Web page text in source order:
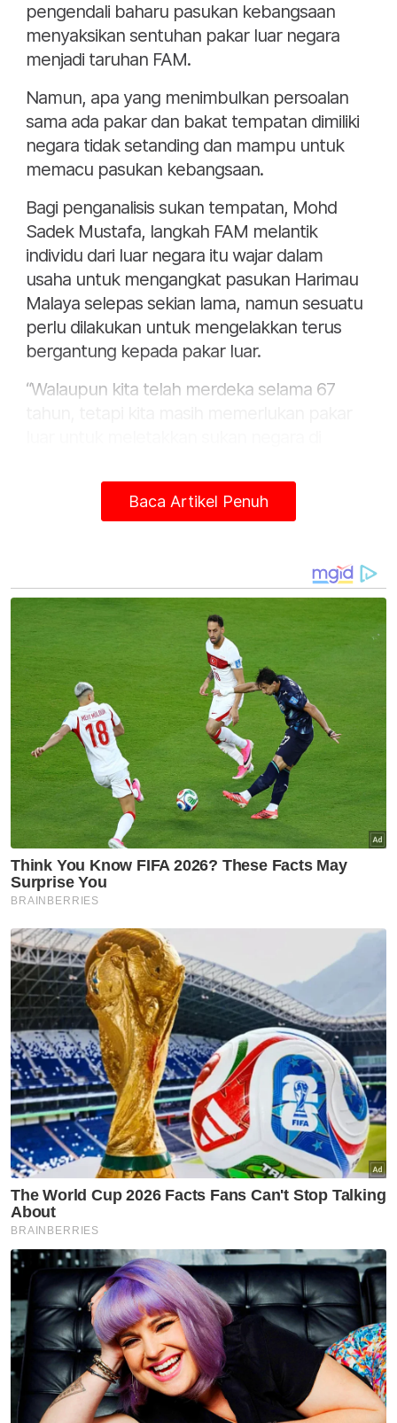
pengendali baharu pasukan kebangsaan
menyaksikan sentuhan pakar luar negara
menjadi taruhan FAM.
Namun, apa yang menimbulkan persoalan
sama ada pakar dan bakat tempatan dimiliki
negara tidak setanding dan mampu untuk
memacu pasukan kebangsaan.
Bagi penganalisis sukan tempatan, Mohd
Sadek Mustafa, langkah FAM melantik
individu dari luar negara itu wajar dalam
usaha untuk mengangkat pasukan Harimau
Malaya selepas sekian lama, namun sesuatu
perlu dilakukan untuk mengelakkan terus
bergantung kepada pakar luar.
“Walaupun kita telah merdeka selama 67
"Itu yang perlu kita lihat semula sama ada kita
masih dijajah dalam aspek itu atau kita sendiri
rakyat Malaysia yang ada potensi untuk
berguru di luar negara dan kembali menjadi
guru yang baik dalam negara.
“Sejauh manakah ruang untuk pembelajaran
dalam pentadbiran sukan prestasi tinggi itu
diberikan perhatian. Kita menghantar
jurutera, doktor, peguam, akauntan dan
sebagainya dalam bidang profesional lain ke
luar negara.
“Sekarang, kita telah menjadi hub dan ada
pakar dalam bidang tersebut, tetapi kenapa
dalam bidang sukan terutama bola sepak,
kita masih bergantung kepakaran luar,”
katanya kepada Sukan Sinar.
Skuad bola sepak negara ketika ini dalam
fasa revolusi menyaksikan Friend yang
berasal dari Kanada dilantik sebagai CEO
sekali gus peneraju utama dalam organisasi
itu untuk memperkasakan Harimau Malaya.
Artikel Berkaitan:
Pengasingan Harimau Malaya, FAM elak impak
perubahan kepimpinan
Revolusi Harimau Malaya bukan projek sekelip mata
Baca Artikel Penuh